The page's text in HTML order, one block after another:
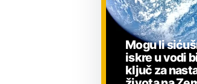
Mogu li
iskre u vodi
ključ za